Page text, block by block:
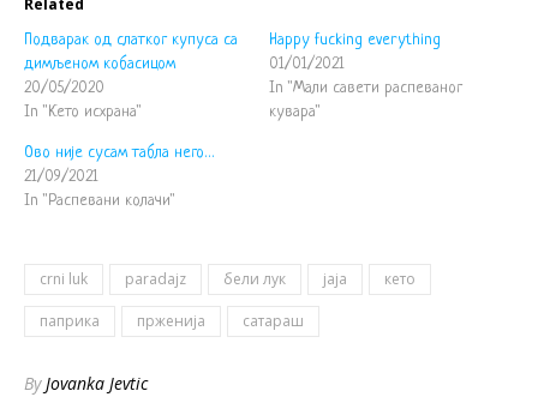
Related
Подварак од слатког купуса са
димљеном кобасицом
20/05/2020
In "Кето исхрана"
Happy fucking everything
01/01/2021
In "Мали савети распеваног
кувара"
Ово није сусам табла него…
21/09/2021
In "Распевани колачи"
crni luk paradajz бели лук јаја кето
паприка прженија сатараш
ByJovanka Jevtic